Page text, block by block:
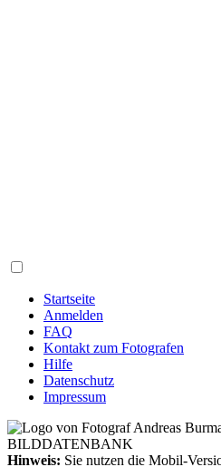
Startseite
Anmelden
FAQ
Kontakt zum Fotografen
Hilfe
Datenschutz
Impressum
Hinweis: Sie nutzen die Mobil-